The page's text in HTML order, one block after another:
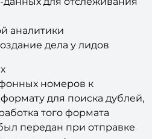
для отслеживания
аналитики
дела у лидов
номеров к
для поиска дублей,
того формата